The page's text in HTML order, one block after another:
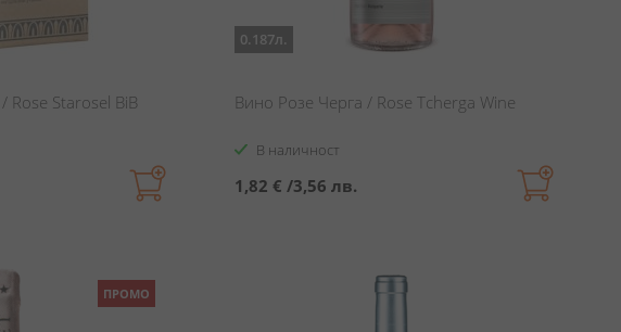
Rose Starosel BiB
0.187л.
Вино Розе Черга / Rose Tcherga Wine
В наличност
1,82 € /3,56 лв.
ПРОМО